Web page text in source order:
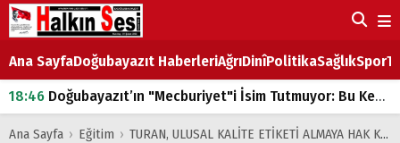
Ana SayfaDoğubayazıt HaberleriAğrıDinîPolitikaSağlıkSpor
18:46 Doğubayazıt’ın "Mecburiyet"i İsim Tutmuyor: Bu Kez de Mem u Zîn Oldu!
07:53Doğubayazıt’ta Ekmek Fiyatlarına Zam
Ana Sayfa › Eğitim › TURAN, ULUSAL KALİTE ETİKETİ ALMAYA HAK KAZANAN ÖĞRETMENE ÖDÜLÜNÜ VERDİ